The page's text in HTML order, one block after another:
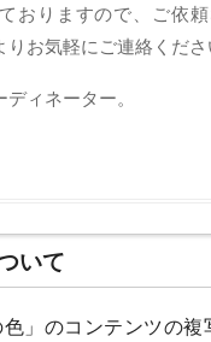
おりますので、ご依
りお気軽にご連絡くださ
ィネーター。
いて
」のコンテンツの